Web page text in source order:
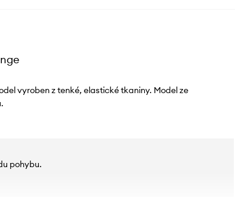
vyroben z tenké, elastické tkaniny. Model ze
pohybu.